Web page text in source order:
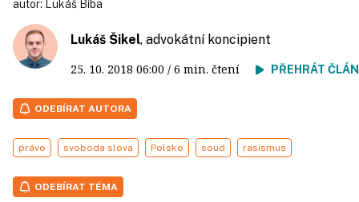
autor:
Lukáš Bíba
Lukáš Šikel, advokátní koncipient
25. 10. 2018 06:00 / 6 min. čtení PŘEHRÁT
ODEBÍRAT AUTORA
právo svoboda slova Polsko soud rasismus
ODEBÍRAT TÉMA